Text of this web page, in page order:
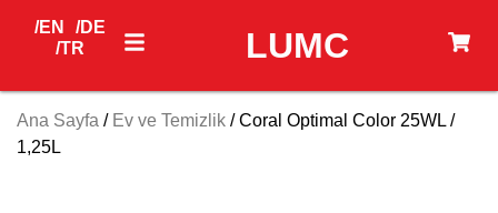
LUMC
/EN
/DE
/TR
Ana Sayfa / Ev ve Temizlik / Coral Optimal Color 25WL /
1,25L